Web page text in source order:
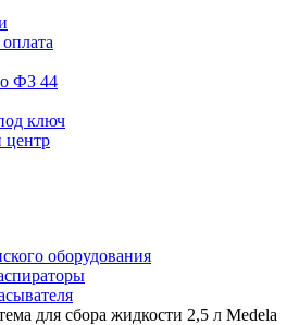
ФЗ 44
ключ
центр
оборудования
для сбора жидкости 2,5 л Medela